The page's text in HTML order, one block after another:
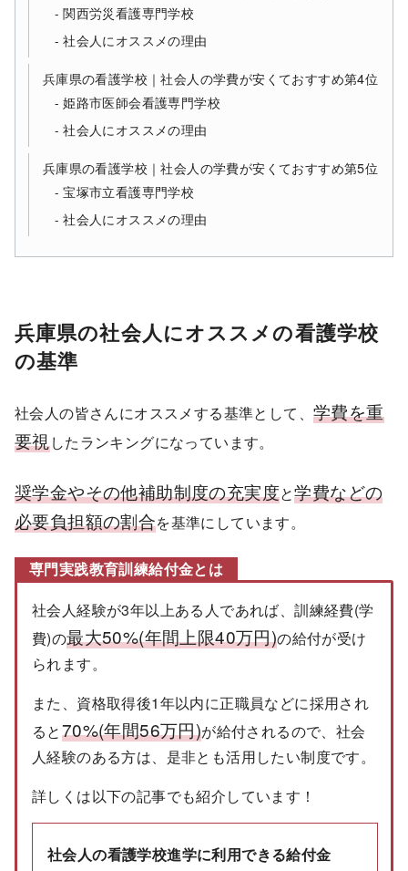
関西労災看護専門学校
社会人にオススメの理由
兵庫県の看護学校｜社会人の学費が安くておすすめ第4位
姫路市医師会看護専門学校
社会人にオススメの理由
兵庫県の看護学校｜社会人の学費が安くておすすめ第5位
宝塚市立看護専門学校
社会人にオススメの理由
兵庫県の社会人にオススメの看護学校
の基準
社会人の皆さんにオススメする基準として、 学費を重
要視したランキングになっています。
奨学金やその他補助制度の充実度と学費などの
必要負担額の割合を基準にしています。
専門実践教育訓練給付金とは
社会人経験が3年以上ある人であれば、訓練経費(学
費)の最大50%(年間上限40万円)の給付が受け
られます。
また、資格取得後1年以内に正職員などに採用され
ると70%(年間56万円)が給付されるので、社会
人経験のある方は、是非とも活用したい制度です。
詳しくは以下の記事でも紹介しています！
社会人の看護学校進学に利用できる給付金